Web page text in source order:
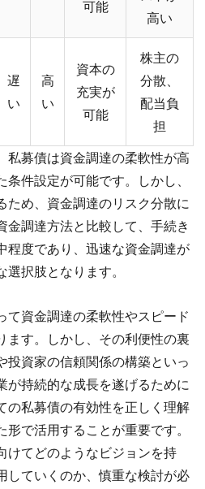
可能
高い
遅
い
高
い
資本の
充実が
可能
株主の
分散、
配当負
担
私募債は資金調達の柔軟性が高
条件設定が可能です。しかし、
ため、資金調達のリスク分散に
金調達方法と比較して、手続き
程度であり、迅速な資金調達が
択肢となります。
て資金調達の柔軟性やスピード
ます。しかし、その利便性の裏
投資家の信頼関係の構築といっ
が持続的な成長を遂げるために
の私募債の有効性を正しく理解
で活用することが重要です。
けてどのようなビジョンを持
していくのか、慎重な検討が必